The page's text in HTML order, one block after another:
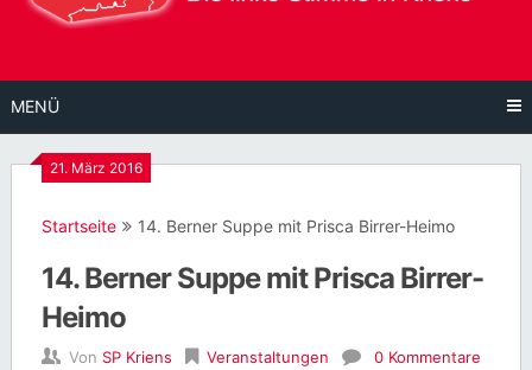
MENÜ
21. März 2016
Startseite 14. Berner Suppe mit Prisca Birrer-Heimo
14. Berner Suppe mit Prisca Birrer-
Heimo
Von SP Kriens Veranstaltungen 0 Kommentare